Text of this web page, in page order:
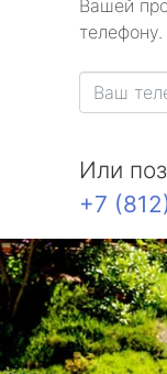
Вашей
телефону.
Или
+7